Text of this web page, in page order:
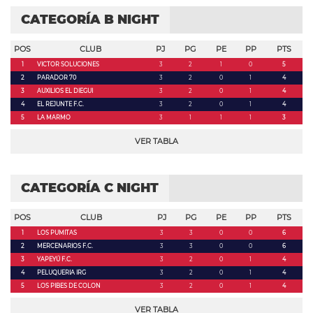
CATEGORÍA B NIGHT
POS CLUB PJ PG PE PP PTS
1 VICTOR SOLUCIONES 3 2 1 0
5
2
PARADOR 70 3 2 0 1
4
3
AUXILIOS EL DIEGUI 3 2 0 1
4
4
EL REJUNTE F.C. 3 2 0 1
4
5
LA MARMO 3 1 1 1 3
VER TABLA
CATEGORÍA C NIGHT
POS CLUB PJ PG PE PP PTS
1 LOS PUMITAS 3 3 0 0
6
2
MERCENARIOS F.C. 3 3 0 0
6
3
YAPEYÚ F.C. 3 2 0 1
4
4
PELUQUERIA IRG 3 2 0 1
4
5
LOS PIBES DE COLON 3 2 0 1 4
VER TABLA